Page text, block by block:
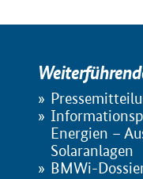
Energien –
Solaranlagen
BMWi-